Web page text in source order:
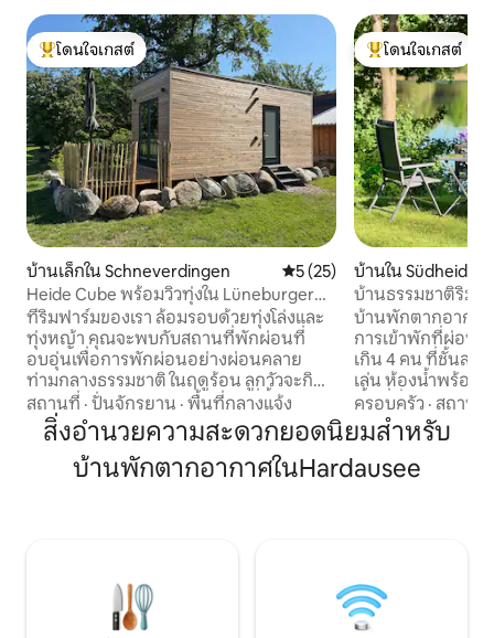
โดนใจเกสต์ที่สุด
โดนใจเกสต์
บ้านเล็กใน Schneverdingen คะแนนเฉลี่ย 5 จาก 5, 25 รีวิว
5 (25)
Heide Cube พร้อมวิวทุ่งใน Lüneburger
Heide
ที่ริมฟาร์มของเรา ล้อมรอบด้วยทุ่งโล่งและ
ทุ่งหญ้า คุณจะพบกับสถานที่พักผ่อนที่
อบอุ่นเพื่อการพักผ่อนอย่างผ่อนคลาย
ท่ามกลางธรรมชาติ ในฤดูร้อน ลูกวัวจะกิน
หญ้าในบริเวณใกล้เคียง ในขณะที่ผึ้งจะบิน
วนไปรอบ ๆ ทุ่งดอกไม้ป่าฝั่งตรงข้าม ตื่นมา
พร้อมกับเสียงนกร้องและเพลิดเพลินกับ
พระอาทิตย์ตกที่สวยงามจากระเบียง ไม่ว่า
คุณจะชอบเดินป่า ปั่นจักรยานผ่านทุ่งหญ้า
ความเงียบสงบ
สถานที่ · ปั่นจักรยาน · พื้นที่กลางแจ้ง
โดนใจเกสต์ที่สุด
โดนใจเกสต์
บ้านใน Südheide
บ้านธรรมชาติริมท
บ้านพักตากอากา
การเข้าพักที่ผ่อนค
เกิน 4 คน ที่ชั้นล่า
เล่น ห้องน้ำพร้อม
พื้นที่นั่งเล่นพร้อม
ขนาดใหญ่และชุด
ห้องมีเตียงคู่ ตั้งอ
ระเบียงที่มีหลังคา
มาพักผ่อนหรือทำ
ครอบครัว · สถานที่
สิ่งอำนวยความสะดวกยอดนิยมสำหรับ
บ้านพักตากอากาศในHardausee